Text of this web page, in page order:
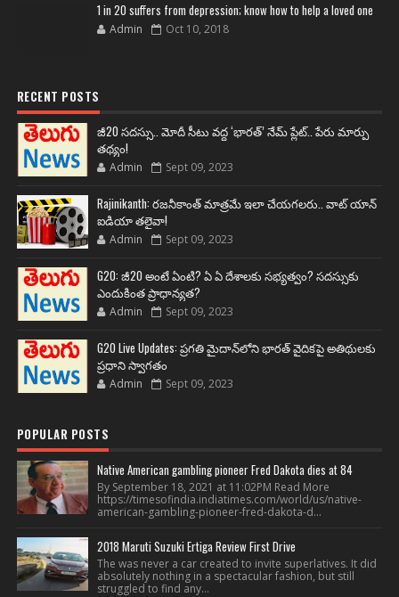
1 in 20 suffers from depression; know how to help a loved one
Admin Oct 10, 2018
RECENT POSTS
జీ20 సదస్సు.. మోదీ సీటు వద్ద ‘భారత్’ నేమ్ ప్లేట్‌.. పేరు మార్పు
తథ్యం!
Admin Sept 09, 2023
Rajinikanth: రజనీకాంత్ మాత్రమే ఇలా చేయగలరు.. వాట్ యాన్
ఐడియా తలైవా!
Admin Sept 09, 2023
G20: జీ20 అంటే ఏంటి? ఏ ఏ దేశాలకు సభ్యత్వం? సదస్సుకు
ఎందుకింత ప్రాధాన్యత?
Admin Sept 09, 2023
G20 Live Updates: ప్రగతి మైదాన్‌లోని భారత్ వైదికపై అతిథులకు
ప్రధాని స్వాగతం
Admin Sept 09, 2023
POPULAR POSTS
Native American gambling pioneer Fred Dakota dies at 84
By September 18, 2021 at 11:02PM Read More
https://timesofindia.indiatimes.com/world/us/native-
american-gambling-pioneer-fred-dakota-d...
2018 Maruti Suzuki Ertiga Review First Drive
The was never a car created to invite superlatives. It did
absolutely nothing in a spectacular fashion, but still
struggled to find any...